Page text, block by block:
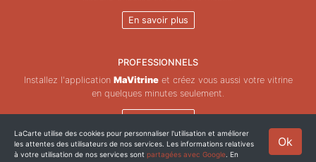
En savoir plus
PROFESSIONNELS
Installez l'application MaVitrineet créez vous aussi votre vitrine
en quelques minutes seulement.
En savoir plus
Copyright © ZeMAP 2026 - Tous droits réservés. Ok
LaCarte utilise des cookies pour personnaliser l'utilisation et améliorer
les attentes des utilisateurs de nos services. Les informations relatives
à votre utilisation de nos services sont partagées avec Google . En